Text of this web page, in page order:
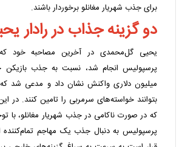
برای جذب شهریار مغانلو برخوردار باشند.
دو گزینه جذاب در رادار
یحیی گل‌محمدی در آخرین مصاحبه خود
پرسپولیس انجام شد، نسبت به جذب بازیکن
میلیون دلاری واکنش نشان داد و مدعی شد که
بتوانند خواسته‌های سرمربی را تامین کنند. در
که در صورت ناکامی در جذب شهریار مغانلو، با
پرسپولیس به دنبال جذب یک مهاجم